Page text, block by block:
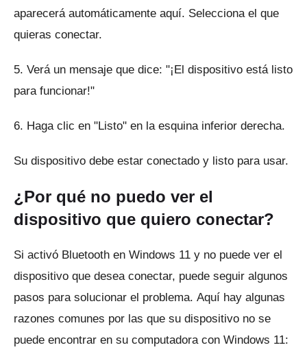
aparecerá automáticamente aquí. Selecciona el que
quieras conectar.
5. Verá un mensaje que dice: "¡El dispositivo está listo
para funcionar!"
6. Haga clic en "Listo" en la esquina inferior derecha.
Su dispositivo debe estar conectado y listo para usar.
¿Por qué no puedo ver el
dispositivo que quiero conectar?
Si activó Bluetooth en Windows 11 y no puede ver el
dispositivo que desea conectar, puede seguir algunos
pasos para solucionar el problema. Aquí hay algunas
razones comunes por las que su dispositivo no se
puede encontrar en su computadora con Windows 11: